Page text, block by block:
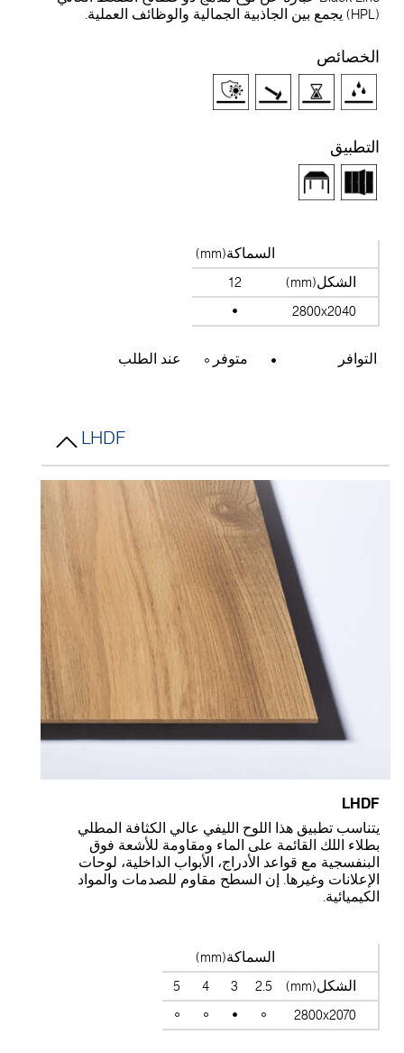
السماكة(mm)
الشكل(mm)
2800x2040
التوافر متوفر عند الطلب
LHDF
تطبيق هذا اللوح الليفي عالي الكثافة المطلي
اللك القائمة على الماء ومقاومة للأشعة فوق
مع قواعد الأدراج، الأبواب الداخلية، لوحات
وغيرها. إن السطح مقاوم للصدمات والمواد
السماكة(mm)
الشكل(mm)
2.5
3
4
5
2800x2070